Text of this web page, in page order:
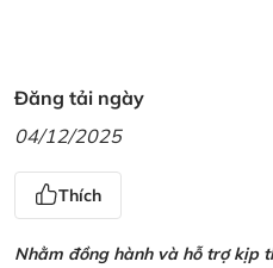
Đăng tải ngày
04/12/2025
Thích
Nhằm đồng hành và hỗ trợ kịp